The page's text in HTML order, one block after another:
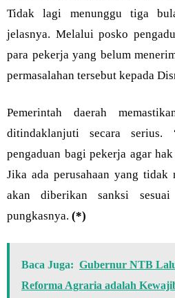
Tidak lagi menunggu tiga
jelasnya. Melalui posko
para pekerja yang belum
permasalahan tersebut kepada
Pemerintah daerah
ditindaklanjuti secara serius.
pengaduan bagi pekerja agar
Jika ada perusahaan yang tidak
akan diberikan sanksi
pungkasnya. (*)
Baca Juga: Gubernur NTB
Reforma Agraria adalah